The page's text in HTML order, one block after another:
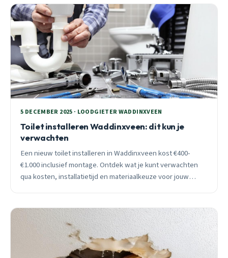
5 DECEMBER 2025 · LOODGIETER WADDINXVEEN
Toilet installeren Waddinxveen: dit kun je
verwachten
Een nieuw toilet installeren in Waddinxveen kost €400-
€1.000 inclusief montage. Ontdek wat je kunt verwachten
qua kosten, installatietijd en materiaalkeuze voor jouw